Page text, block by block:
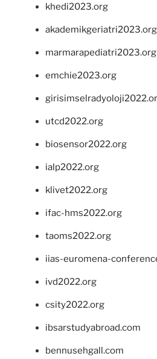
khedi2023.org
akademikgeriatri2023.org
marmarapediatri2023.org
emchie2023.org
utcd2022.org
biosensor2022.org
ialp2022.org
klivet2022.org
ifac-hms2022.org
taoms2022.org
iias-euromena-
ivd2022.org
csity2022.org
ibsarstudyabroad.com
bennusehgall.com